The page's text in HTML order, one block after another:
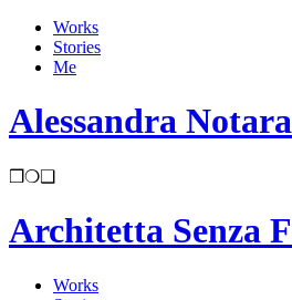
Works
Stories
Me
Alessandra
❒❍❑
Architetta Senza
Works